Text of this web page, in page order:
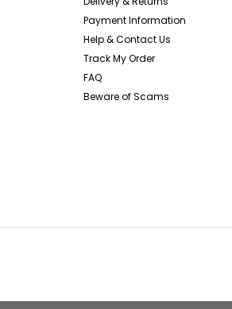
Payment Information
Help & Contact Us
Track My Order
FAQ
Beware of Scams